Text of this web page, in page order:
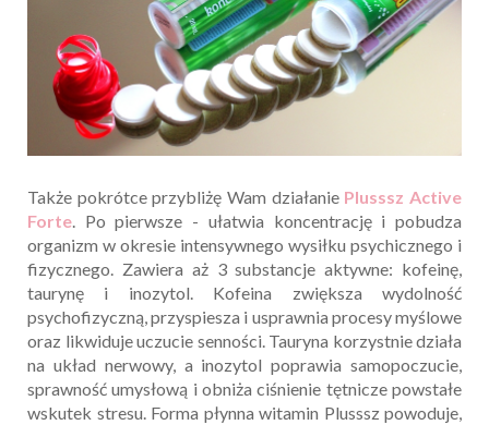
Także pokrótce przybliżę Wam działanie Plusssz Active
Forte. Po pierwsze - ułatwia koncentrację i pobudza
organizm w okresie intensywnego wysiłku psychicznego i
fizycznego. Zawiera aż 3 substancje aktywne: kofeinę,
taurynę i inozytol. Kofeina zwiększa wydolność
psychofizyczną, przyspiesza i usprawnia procesy myślowe
oraz likwiduje uczucie senności. Tauryna korzystnie działa
na układ nerwowy, a inozytol poprawia samopoczucie,
sprawność umysłową i obniża ciśnienie tętnicze powstałe
wskutek stresu. Forma płynna witamin Plusssz powoduje,